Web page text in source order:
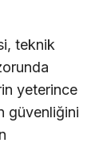
teknik
yeterince
güvenliğini